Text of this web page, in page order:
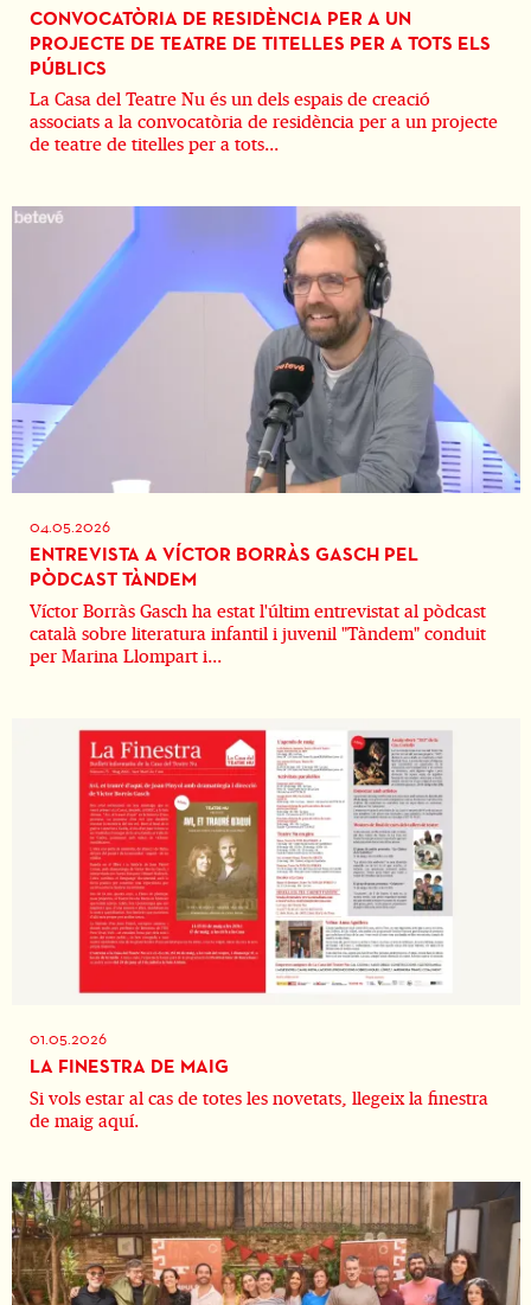
CONVOCATÒRIA DE RESIDÈNCIA PER A UN
PROJECTE DE TEATRE DE TITELLES PER A TOTS ELS
PÚBLICS
La Casa del Teatre Nu és un dels espais de creació
associats a la convocatòria de residència per a un projecte
de teatre de titelles per a tots...
04.05.2026
ENTREVISTA A VÍCTOR BORRÀS GASCH PEL
PÒDCAST TÀNDEM
Víctor Borràs Gasch ha estat l'últim entrevistat al pòdcast
català sobre literatura infantil i juvenil "Tàndem" conduit
per Marina Llompart i...
01.05.2026
LA FINESTRA DE MAIG
Si vols estar al cas de totes les novetats, llegeix la finestra
de maig aquí.